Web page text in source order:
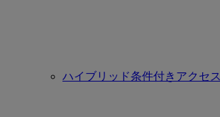
ハイブリッド条件付きアクセス